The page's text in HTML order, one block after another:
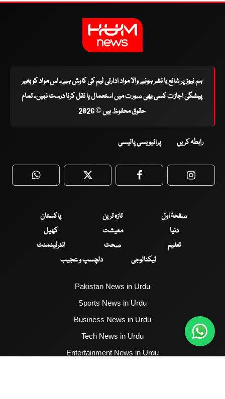
ہم نیوز پر شائع یا نشر ہونے والا مواد ادارتی ٹیم کی کاوش ہے۔ اس مواد کو بغیر
پیشگی اجازت کسی بھی صورت میں استعمال یا نقل کرنا درست نہیں۔ تمام
حقوق محفوظ ہیں © 2026
رابطہ کریں پرائیویسی پالیسی
WhatsApp Twitter Facebook
صفحۂ اول تازہ ترین
پاکستان
دنیا
معیشت
کھیل
تعلیم
صحت
انٹرٹینمنٹ
ٹیکنالوجی
دلچسپ و عجیب
Pakistan News in Urdu
Sports News in Urdu
Business News in Urdu
Tech News in Urdu
Entertainment News in Urdu